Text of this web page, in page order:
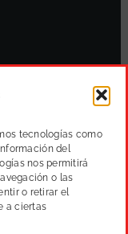
tecnologías como
del
nos permitirá
o las
o retirar el
a ciertas